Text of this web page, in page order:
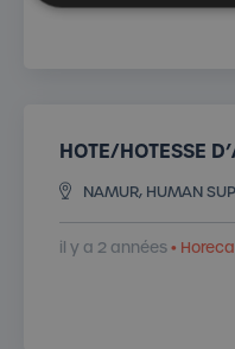
HOTE/HOTESSE
NAMUR, HUMAN
il y a 2 années• Horeca